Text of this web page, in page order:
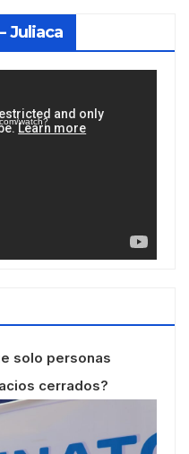
Juliaca
watch?
solo personas
cerrados?